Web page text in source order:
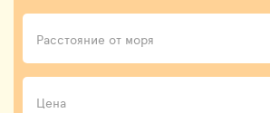
Расстояние от моря
Цена